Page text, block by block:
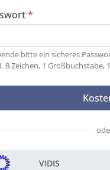
bitte ein sicheres
8 Zeichen, 1 Großbuchstabe,
VIDIS